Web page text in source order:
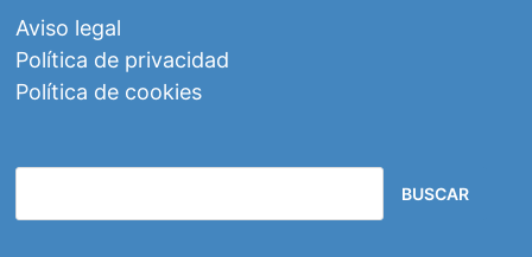
Aviso legal
Política de privacidad
Política de cookies
BUSCAR